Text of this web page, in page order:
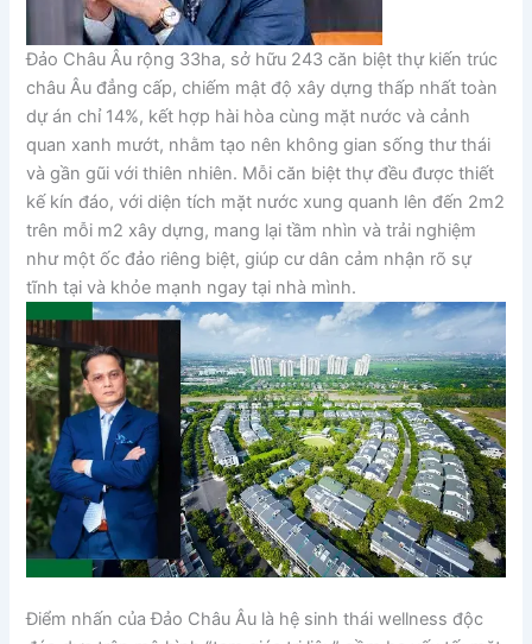
Đảo Châu Âu rộng 33ha, sở hữu 243 căn biệt thự kiến trúc
châu Âu đẳng cấp, chiếm mật độ xây dựng thấp nhất toàn
dự án chỉ 14%, kết hợp hài hòa cùng mặt nước và cảnh
quan xanh mướt, nhằm tạo nên không gian sống thư thái
và gần gũi với thiên nhiên. Mỗi căn biệt thự đều được thiết
kế kín đáo, với diện tích mặt nước xung quanh lên đến 2m2
trên mỗi m2 xây dựng, mang lại tầm nhìn và trải nghiệm
như một ốc đảo riêng biệt, giúp cư dân cảm nhận rõ sự
tĩnh tại và khỏe mạnh ngay tại nhà mình.
Điểm nhấn của Đảo Châu Âu là hệ sinh thái wellness độc